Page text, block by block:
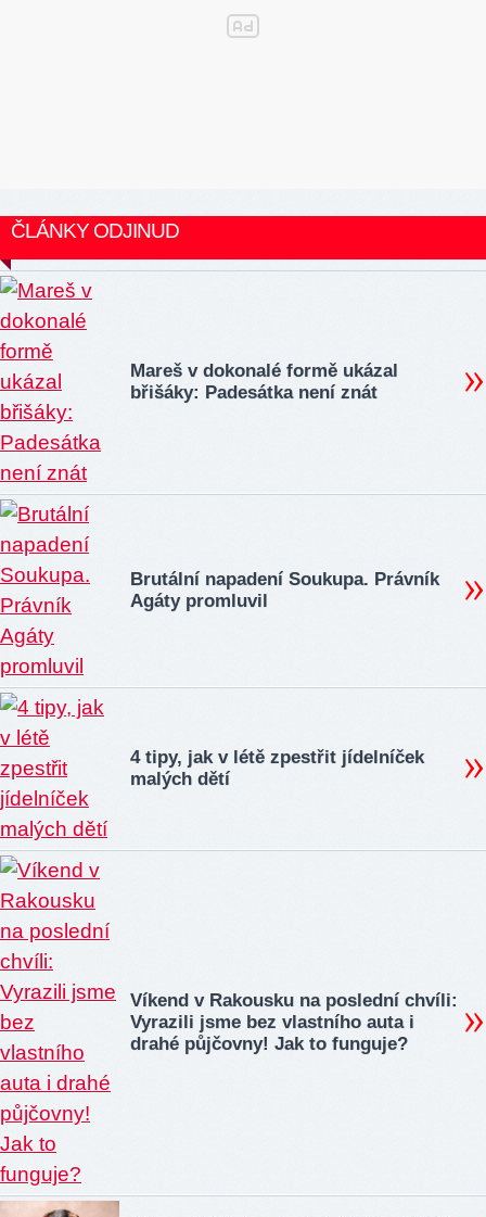
ČLÁNKY ODJINUD
Mareš v dokonalé formě ukázal
břišáky: Padesátka není znát
Brutální napadení Soukupa. Právník
Agáty promluvil
4 tipy, jak v létě zpestřit jídelníček
malých dětí
Víkend v Rakousku na poslední chvíli:
Vyrazili jsme bez vlastního auta i
drahé půjčovny! Jak to funguje?